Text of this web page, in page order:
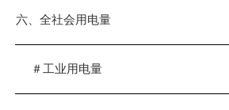
六、全社会用电量
＃ 工业用电量